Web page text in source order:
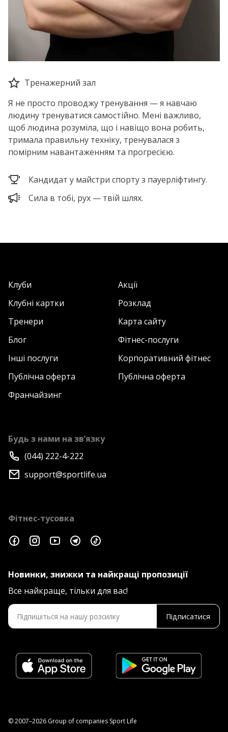
Тренажерний зал
Я не просто проводжу тренування — я навчаю
людину тренуватися самостійно. Мені важливо,
щоб людина розуміла, що і навіщо вона робить,
тримала правильну техніку, тренувалася з
помірним навантаженням та прогресією.
Кандидат у майстри спорту з пауерліфтингу.
Сила в тобі, рух — твій шлях.
Клуби
Акції
Клубні картки
Розклад
Тренери
Карта сайту
Блог
Фітнес-послуги
Інші послуги
Корпоративний фітнес
Публічна оферта
Публічна оферта
Франчайзинг
Будь з нами на зв’язку
(044) 222-4-222
support@sportlife.ua
Фітнес-тусовка
Новинки, знижки та найкращі пропозиції
Все найкраще, тільки для вас!
Підписатися
© 2007–2026 Group of companies Sport Life